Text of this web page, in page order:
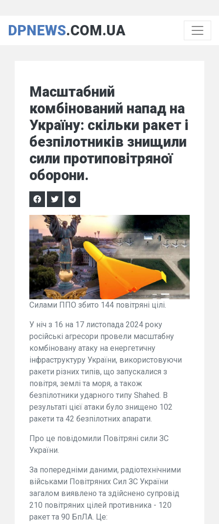
DPNEWS.COM.UA
Масштабний
комбінований напад на
Україну: скільки ракет і
безпілотників знищили
сили протиповітряної
оборони.
Силами ППО збито 144 повітряні цілі.
У ніч з 16 на 17 листопада 2024 року
російські агресори провели масштабну
комбіновану атаку на енергетичну
інфраструктуру України, використовуючи
ракети різних типів, що запускалися з
повітря, землі та моря, а також
безпілотники ударного типу Shahed. В
результаті цієї атаки було знищено 102
ракети та 42 безпілотних апарати.
Про це повідомили Повітряні сили ЗС
України.
За попередніми даними, радіотехнічними
військами Повітряних Сил ЗС України
загалом виявлено та здійснено супровід
210 повітряних цілей противника - 120
ракет та 90 БпЛА. Це: